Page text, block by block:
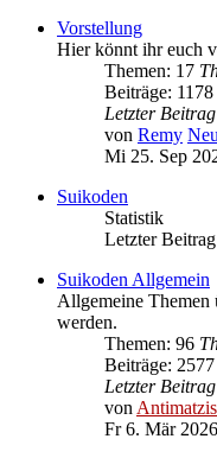
Vorstellung
Hier könnt ihr euch
Themen: 17
Beiträge: 1178
Letzter Beitrag
von Remy
Mi 25. Sep
Suikoden
Statistik
Letzter Beitrag
Suikoden Allgemein
Allgemeine Themen
werden.
Themen: 96
Beiträge: 2577
Letzter Beitrag
von
Fr 6. Mär